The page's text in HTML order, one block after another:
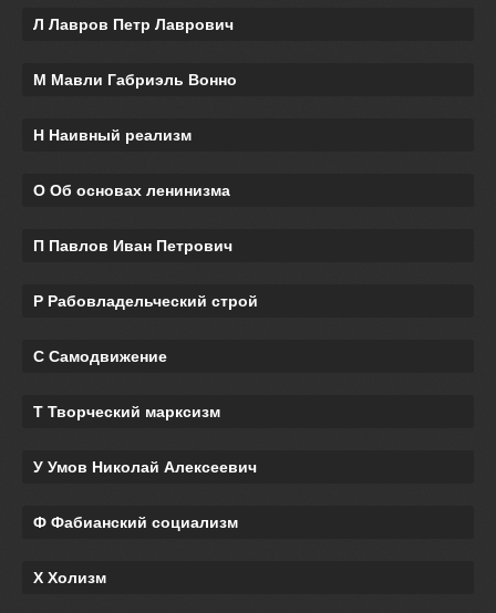
Л Лавров Петр Лаврович
М Мавли Габриэль Вонно
Н Наивный реализм
О Об основах ленинизма
П Павлов Иван Петрович
Р Рабовладельческий строй
С Самодвижение
Т Творческий марксизм
У Умов Николай Алексеевич
Ф Фабианский социализм
Х Холизм